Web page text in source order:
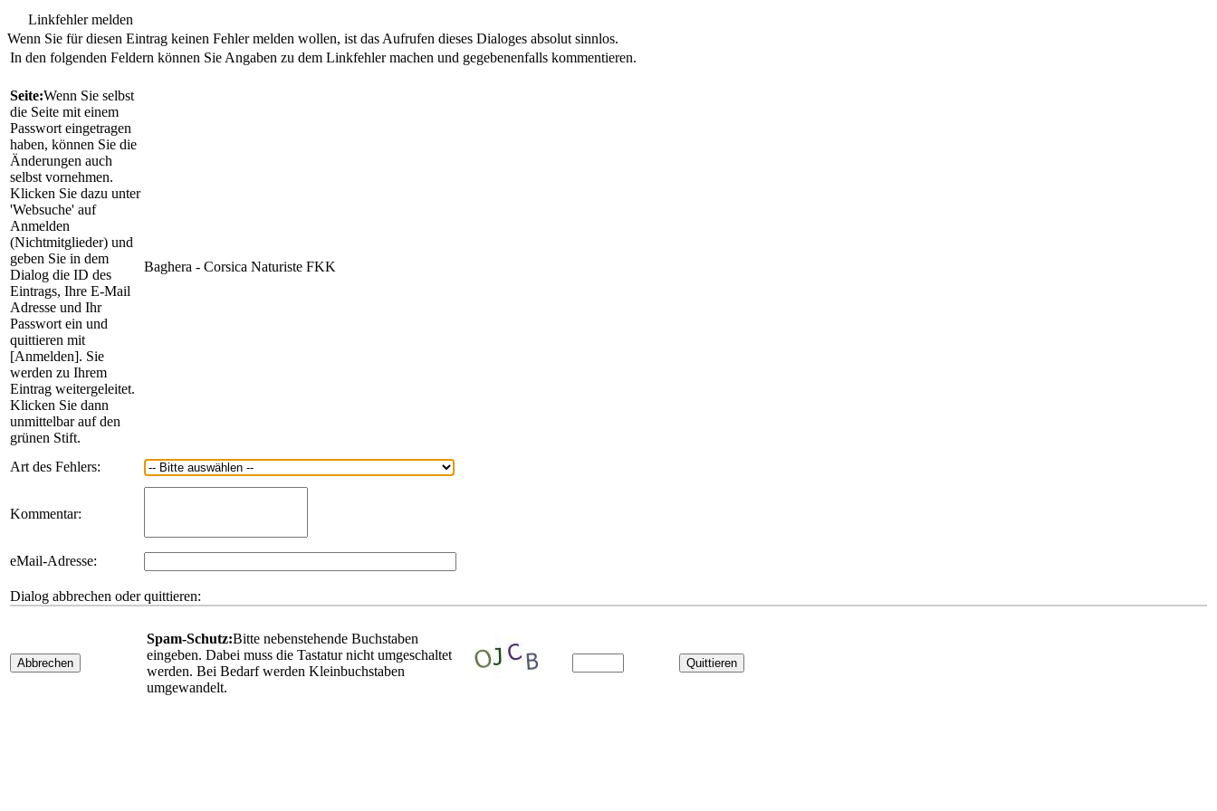
Linkfehler melden
Wenn Sie für diesen Eintrag keinen Fehler melden wollen, ist das Aufrufen dieses Dialoges absolut sinnlos.
In den folgenden Feldern können Sie Angaben zu dem Linkfehler machen und gegebenenfalls kommentieren.
Seite:Wenn Sie selbst
die Seite mit einem
Passwort eingetragen
haben, können Sie die
Änderungen auch
selbst vornehmen.
Klicken Sie dazu unter
'Websuche' auf
Anmelden
(Nichtmitglieder) und
geben Sie in dem
Dialog die ID des
Eintrags, Ihre E-Mail
Adresse und Ihr
Passwort ein und
quittieren mit
[Anmelden]. Sie
werden zu Ihrem
Eintrag weitergeleitet.
Klicken Sie dann
unmittelbar auf den
grünen Stift.
Baghera - Corsica Naturiste FKK
Art des Fehlers:
Kommentar:
eMail-Adresse:
Dialog abbrechen oder quittieren:
Abbrechen
Spam-Schutz:Bitte nebenstehende Buchstaben
eingeben. Dabei muss die Tastatur nicht umgeschaltet
werden. Bei Bedarf werden Kleinbuchstaben
umgewandelt.
Quittieren